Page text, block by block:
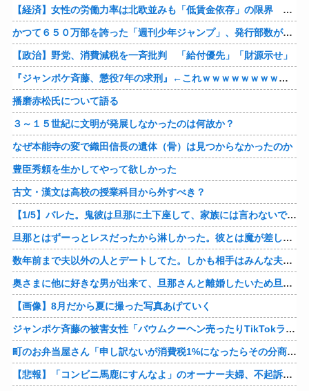
【経済】女性の労働力率は北欧並みも「低賃金依存」の限界 団塊世代の完全引退で、企業が迫られる“最後の選択”
かつて６５０万部を誇った「週刊少年ジャンプ」、発行部数が初の100万部割れ
【政治】野党、消費減税を一斉批判 「給付優先」「財源示せ」
『ジャンポケ斉藤、懲役7年の求刑』←これｗｗｗｗｗｗｗｗｗｗｗｗｗｗｗｗｗｗ
播磨赤松氏について語る
３～１５世紀に文明が発展しなかったのは何故か？
なぜ本能寺の変で織田信長の遺体（骨）は見つからなかったのか
豊臣秀頼を生かしてやって欲しかった
古文・漢文は高校の授業科目から外すべき？
【1/5】バレた。鬼彼は旦那に土下座して、家族には言わないで下さいって…。いつの間にか子供も出来ていたようで私はドン引きでした。→お前の旦那はお前にドン引きだよｗ
旦那とはずーっとレスだったから淋しかった。彼とは魔が差したというか恋に恋してしまって… 結婚してくれ！って言われたけど、それは彼が毎日色々したいだけ。やっと目が覚めた。
数年前まで夫以外の人とデートしてた。しかも相手はみんな夫の仕事関係の人。例えるなら夫はサッカーチームの管理栄養士、デート相手複数人は全員そのサッカーチーム選手みたいな。
奥さまに他に好きな男が出来て、旦那さんと離婚したいため旦那さんのＤＶをでっちあげて、まんまと周りを騙している話を聞いたのは、未来の鬼女たちだったｗ
【画像】8月だから夏に撮った写真あげていく
ジャンポケ斉藤の被害女性「バウムクーヘン売ったりTikTokライブしててムカついたから示談しなかった」
町のお弁当屋さん「申し訳ないが消費税1%になったらその分商品代を値上げするわ」 「うちも！」
【悲報】「コンビニ馬鹿にすんなよ」のオーナー夫婦、不起訴ｗｗｗｗｗｗｗｗ